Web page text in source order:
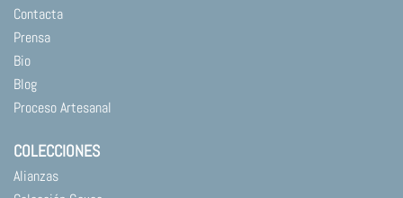
Contacta
Prensa
Bio
Blog
Proceso Artesanal
COLECCIONES
Alianzas